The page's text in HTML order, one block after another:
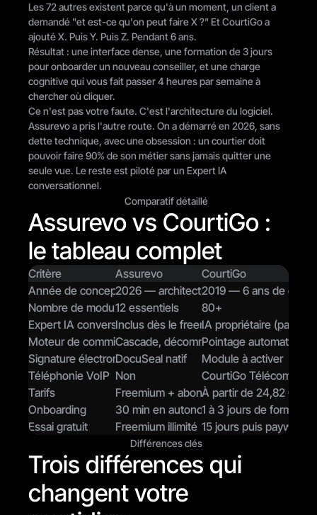
Les 72 autres existent parce qu'à un moment, un client a
demandé "et est-ce qu'on peut faire X ?" Et CourtiGo a
ajouté X. Puis Y. Puis Z. Pendant 6 ans.
Résultat : une interface dense, une formation de 3 jours
pour onboarder un nouveau conseiller, et une charge
cognitive qui vous fait passer 4 heures par semaine à
chercher où cliquer.
Ce n'est pas votre faute. C'est l'architecture du logiciel.
Assurevo a pris l'autre route. On a démarré en 2026, sans
dette technique, avec une obsession : un courtier doit
pouvoir faire 90% de son métier sans jamais quitter une
seule vue. Le reste est piloté par un Expert IA
conversationnel.
Comparatif détaillé
Assurevo vs CourtiGo :
le tableau complet
Critère Assurevo
CourtiGo
Année de conception2026 — architecture moderne
2019 — 6 ans de dette
Nombre de modules12 essentiels
80+
Expert IA conversationnelInclus dès le freemiumIA propriétaire (pas de
Moteur de commissionsCascade, décommission, encours
Pointage automatique
Signature électroniqueDocuSeal natif
Module à activer
Téléphonie VoIP Non
CourtiGo Télécom
Tarifs
Freemium + abonnementÀ partir de 24,82 €/
Onboarding
30 min en autonomie1 à 3 jours de formation
Essai gratuit
Freemium illimité 15 jours puis paywall
Différences clés
Trois différences qui
changent votre